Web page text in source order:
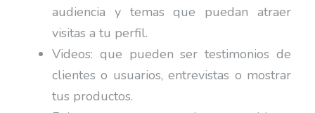
audiencia y temas que puedan atraer
visitas a tu perfil.
Videos: que pueden ser testimonios de
clientes o usuarios, entrevistas o mostrar
tus productos.